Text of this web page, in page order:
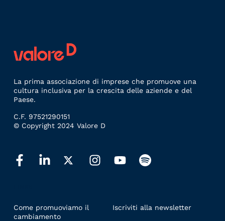
La prima associazione di imprese che promuove una
cultura inclusiva per la crescita delle aziende e del
Paese.
C.F. 97521290151
© Copyright 2024 Valore D
Come promuoviamo il
cambiamento
Iscriviti alla newsletter